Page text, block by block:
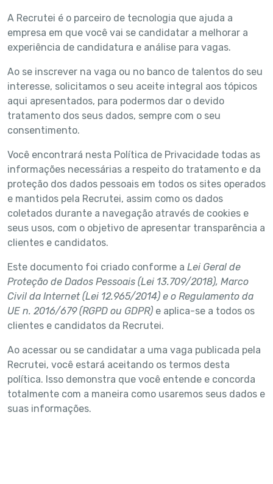
A Recrutei é o parceiro de tecnologia que ajuda a
empresa em que você vai se candidatar a melhorar a
experiência de candidatura e análise para vagas.
Ao se inscrever na vaga ou no banco de talentos do seu
interesse, solicitamos o seu aceite integral aos tópicos
aqui apresentados, para podermos dar o devido
tratamento dos seus dados, sempre com o seu
consentimento.
Você encontrará nesta Política de Privacidade todas as
informações necessárias a respeito do tratamento e da
proteção dos dados pessoais em todos os sites operados
e mantidos pela Recrutei, assim como os dados
coletados durante a navegação através de cookies e
seus usos, com o objetivo de apresentar transparência a
clientes e candidatos.
Este documento foi criado conforme a Lei Geral de
Proteção de Dados Pessoais (Lei 13.709/2018), Marco
Civil da Internet (Lei 12.965/2014) e o Regulamento da
UE n. 2016/679 (RGPD ou GDPR) e aplica-se a todos os
clientes e candidatos da Recrutei.
Ao acessar ou se candidatar a uma vaga publicada pela
Recrutei, você estará aceitando os termos desta
política. Isso demonstra que você entende e concorda
totalmente com a maneira como usaremos seus dados e
suas informações.